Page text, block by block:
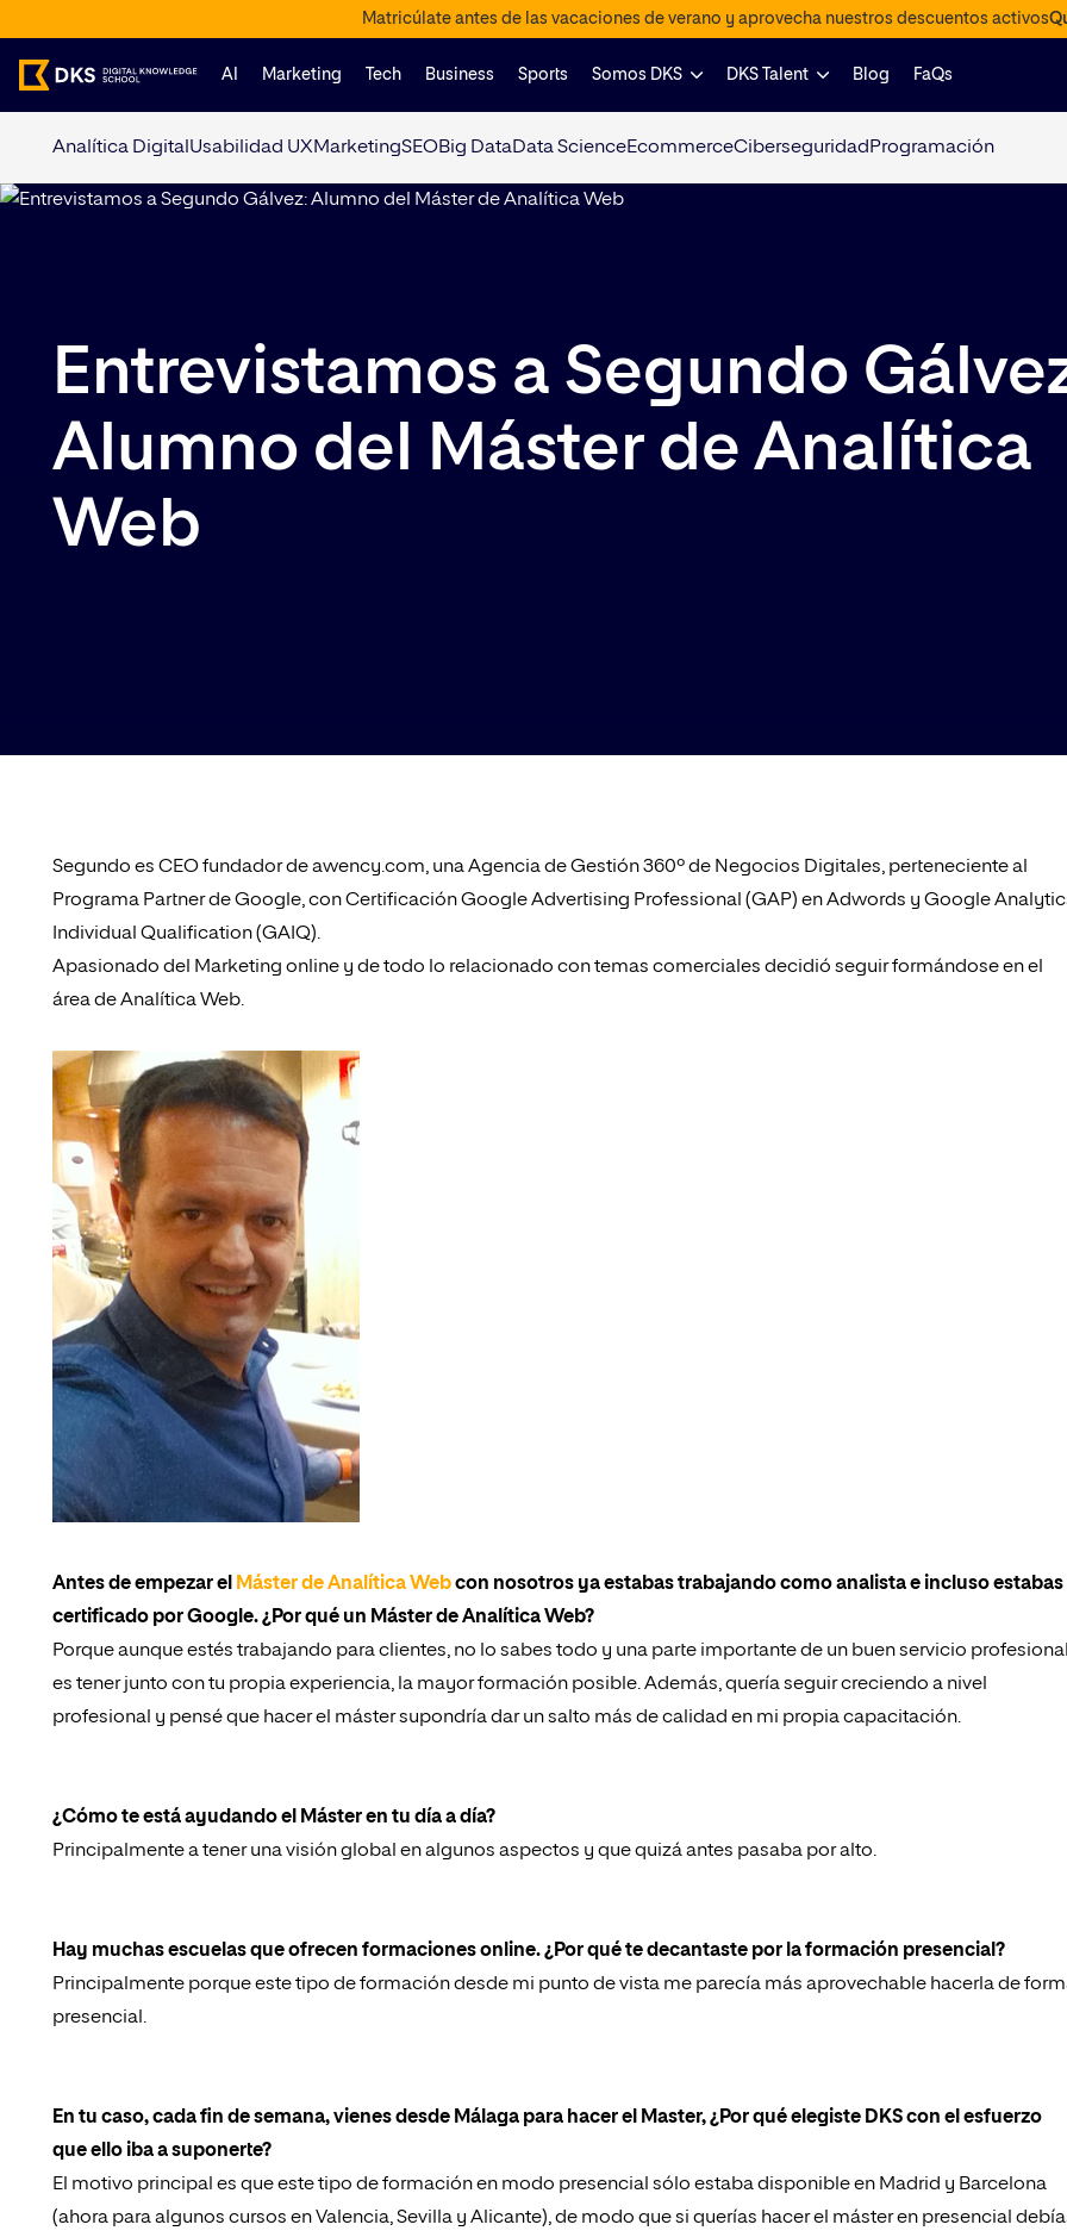
Matricúlate antes de las vacaciones de verano y aprovecha nuestros descuentos activos
AI Marketing Tech Business Sports Somos DKS DKS Talent Blog FaQs
Analítica Digital Usabilidad UXMarketingSEOBig DataData ScienceEcommerceCiberseguridad Programación
Entrevistamos a Segundo
Alumno del Máster de Analítica
Web
Segundo es CEO fundador de awency.com, una Agencia de Gestión 360º de Negocios Digitales, perteneciente al
Programa Partner de Google, con Certificación Google Advertising Professional (GAP) en Adwords y Google
Individual Qualification (GAIQ).
Apasionado del Marketing online y de todo lo relacionado con temas comerciales decidió seguir formándose en el
área de Analítica Web.
Antes de empezar el Máster de Analítica Webcon nosotros ya estabas trabajando como analista e incluso estabas
certificado por Google. ¿Por qué un Máster de Analítica Web?
Porque aunque estés trabajando para clientes, no lo sabes todo y una parte importante de un buen servicio
es tener junto con tu propia experiencia, la mayor formación posible. Además, quería seguir creciendo a nivel
profesional y pensé que hacer el máster supondría dar un salto más de calidad en mi propia capacitación.
¿Cómo te está ayudando el Máster en tu día a día?
Principalmente a tener una visión global en algunos aspectos y que quizá antes pasaba por alto.
Hay muchas escuelas que ofrecen formaciones online. ¿Por qué te decantaste por la formación presencial?
Principalmente porque este tipo de formación desde mi punto de vista me parecía más aprovechable hacerla de
presencial.
En tu caso, cada fin de semana, vienes desde Málaga para hacer el Master, ¿Por qué elegiste DKS con el esfuerzo
que ello iba a suponerte?
El motivo principal es que este tipo de formación en modo presencial sólo estaba disponible en Madrid y Barcelona
(ahora para algunos cursos en Valencia, Sevilla y Alicante), de modo que si querías hacer el máster en presencial